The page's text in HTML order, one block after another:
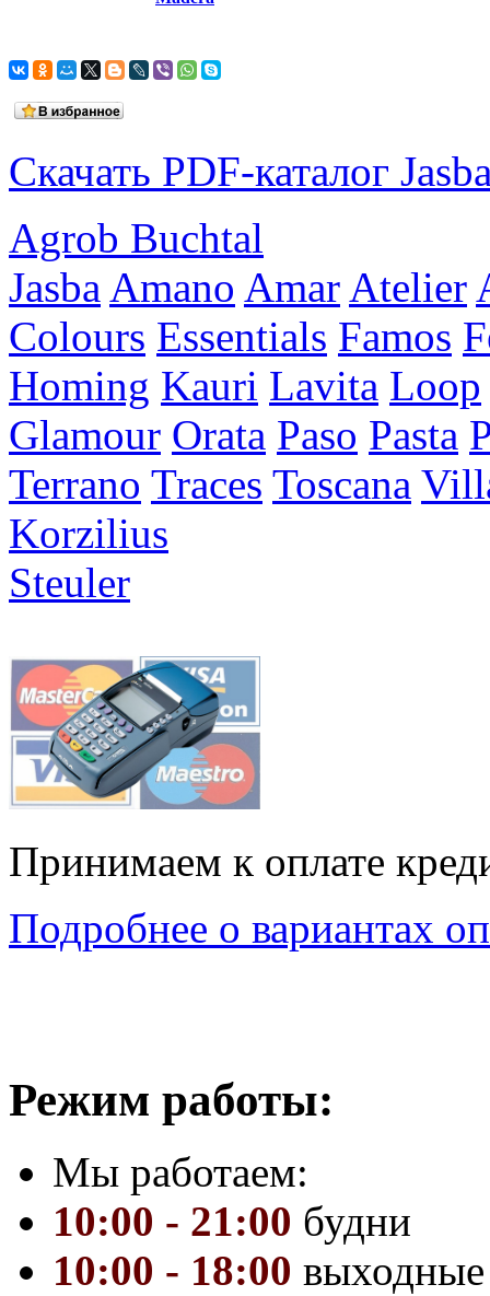
Скачать PDF-каталог
Agrob Buchtal
Jasba Amano Amar Atelier
Colours Essentials Famos
Homing Kauri Lavita Loop
Glamour Orata Paso Pasta
Terrano Traces Toscana
Korzilius
Steuler
Принимаем к оплате
Подробнее о вариантах
Режим работы:
Мы работаем:
10:00 - 21:00 будни
10:00 - 18:00 выходные